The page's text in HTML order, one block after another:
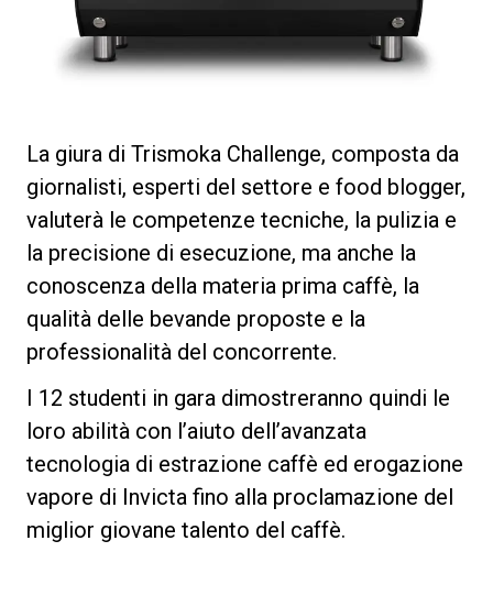
La giura di Trismoka Challenge, composta da
giornalisti, esperti del settore e food blogger,
valuterà le competenze tecniche, la pulizia e
la precisione di esecuzione, ma anche la
conoscenza della materia prima caffè, la
qualità delle bevande proposte e la
professionalità del concorrente.
I 12 studenti in gara dimostreranno quindi le
loro abilità con l’aiuto dell’avanzata
tecnologia di estrazione caffè ed erogazione
vapore di Invicta fino alla proclamazione del
miglior giovane talento del caffè.